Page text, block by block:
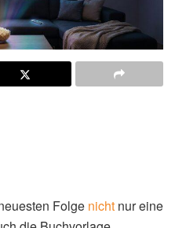
Folge nicht nur eine